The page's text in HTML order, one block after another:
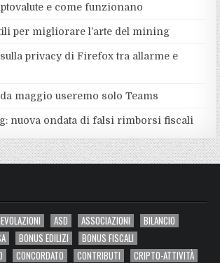
e come funzionano
per migliorare l’arte del mining
privacy di Firefox tra allarme e
maggio useremo solo Teams
nuova ondata di falsi rimborsi fiscali
ASD ASSOCIAZIONI
BILANCIO
BONUS EDILIZI
BONUS FISCALI
CONCORDATO CONTRIBUTI
CRIPTO-ATTIVITÀ